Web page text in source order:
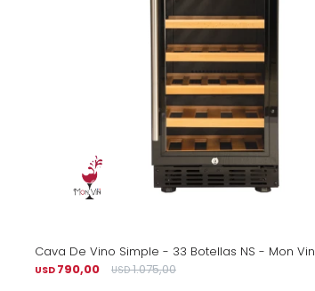
Cava De Vino Simple - 33 Botellas NS - Mon Vin
USD 790,00 USD 1.075,00